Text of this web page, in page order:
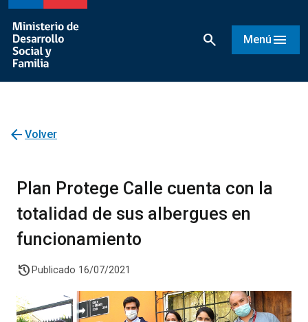
search Menú menu
arrow_back Volver
Plan Protege Calle cuenta con la
totalidad de sus albergues en
funcionamiento
history Publicado 16/07/2021